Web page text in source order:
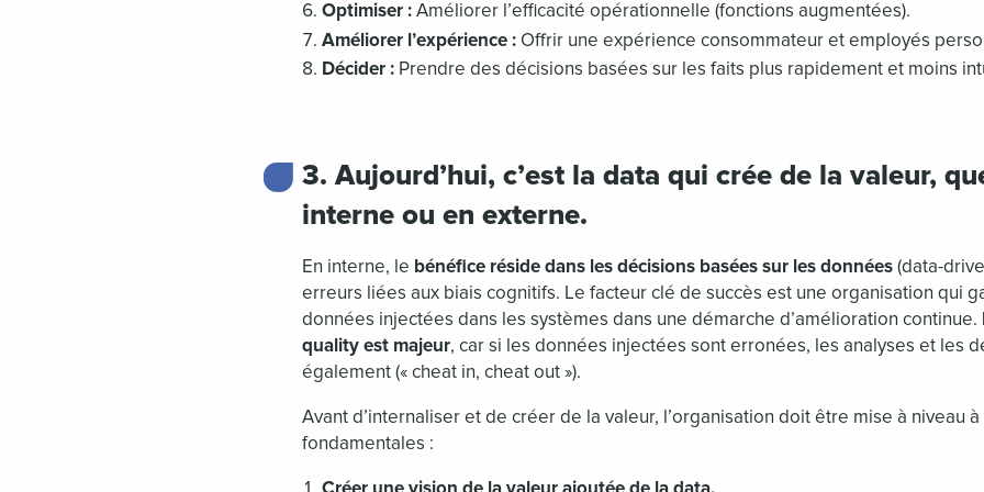
Optimiser :Améliorer l’efficacité opérationnelle (fonctions augmentées).
Améliorer l’expérience : Offrir une expérience consommateur et employés
Décider : Prendre des décisions basées sur les faits plus rapidement et moins
3. Aujourd’hui, c’est la data qui crée de la valeur,
interne ou en externe.
En interne, le bénéfice réside dans les décisions basées sur les données(data-
erreurs liées aux biais cognitifs. Le facteur clé de succès est une organisation qui
données injectées dans les systèmes dans une démarche d’amélioration continue.
quality est majeur, car si les données injectées sont erronées, les analyses et les
également (« cheat in, cheat out »).
Avant d’internaliser et de créer de la valeur, l’organisation doit être mise à niveau
fondamentales :